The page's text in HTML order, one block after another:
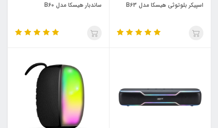
اسپیکر بلوتوثی هیسکا مدل B63
ساندبار هیسکا مدل B60